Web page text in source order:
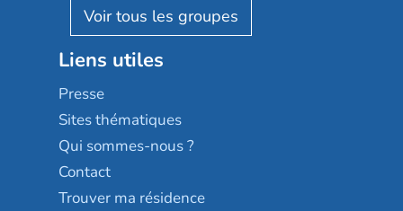
Reseda
Stella management
Les villages d'or
Sérénys
Résidences services Villa Médicis
Résidalya
Groupe aplus
Liens utiles
Presse
Sites thématiques
Qui sommes-nous ?
Contact
Trouver ma résidence